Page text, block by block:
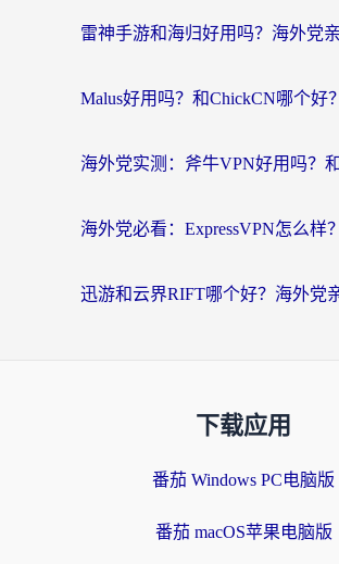
下载应用
番茄 Windows PC电脑版
番茄 macOS苹果电脑版